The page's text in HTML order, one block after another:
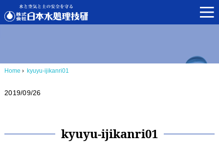
Home › kyuyu-ijikanri01
2019/09/26
kyuyu-ijikanri01